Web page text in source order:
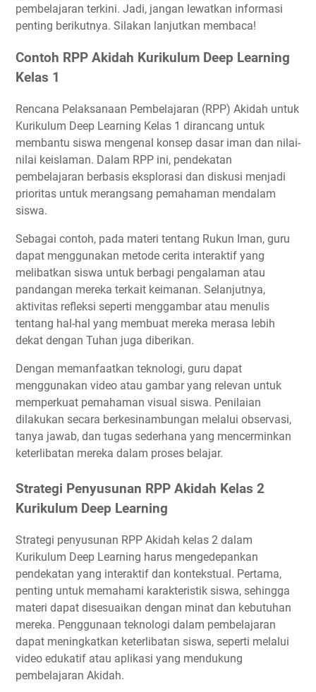
pembelajaran terkini. Jadi, jangan lewatkan informasi
penting berikutnya. Silakan lanjutkan membaca!
Contoh RPP Akidah Kurikulum Deep Learning
Kelas 1
Rencana Pelaksanaan Pembelajaran (RPP) Akidah untuk
Kurikulum Deep Learning Kelas 1 dirancang untuk
membantu siswa mengenal konsep dasar iman dan nilai-
nilai keislaman. Dalam RPP ini, pendekatan
pembelajaran berbasis eksplorasi dan diskusi menjadi
prioritas untuk merangsang pemahaman mendalam
siswa.
Sebagai contoh, pada materi tentang Rukun Iman, guru
dapat menggunakan metode cerita interaktif yang
melibatkan siswa untuk berbagi pengalaman atau
pandangan mereka terkait keimanan. Selanjutnya,
aktivitas refleksi seperti menggambar atau menulis
tentang hal-hal yang membuat mereka merasa lebih
dekat dengan Tuhan juga diberikan.
Dengan memanfaatkan teknologi, guru dapat
menggunakan video atau gambar yang relevan untuk
memperkuat pemahaman visual siswa. Penilaian
dilakukan secara berkesinambungan melalui observasi,
tanya jawab, dan tugas sederhana yang mencerminkan
keterlibatan mereka dalam proses belajar.
Strategi Penyusunan RPP Akidah Kelas 2
Kurikulum Deep Learning
Strategi penyusunan RPP Akidah kelas 2 dalam
Kurikulum Deep Learning harus mengedepankan
pendekatan yang interaktif dan kontekstual. Pertama,
penting untuk memahami karakteristik siswa, sehingga
materi dapat disesuaikan dengan minat dan kebutuhan
mereka. Penggunaan teknologi dalam pembelajaran
dapat meningkatkan keterlibatan siswa, seperti melalui
video edukatif atau aplikasi yang mendukung
pembelajaran Akidah.